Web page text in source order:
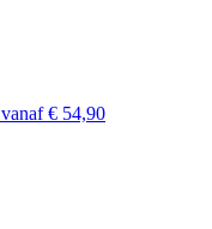
vanaf € 54,90